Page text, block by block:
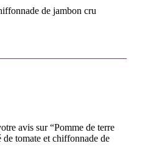
de jambon cru
avis sur “Pomme de terre
de tomate et chiffonnade de